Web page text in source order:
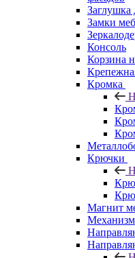
Заглушка
Замки
Консоль
Корзина
Кромка
Крючки
Магнит